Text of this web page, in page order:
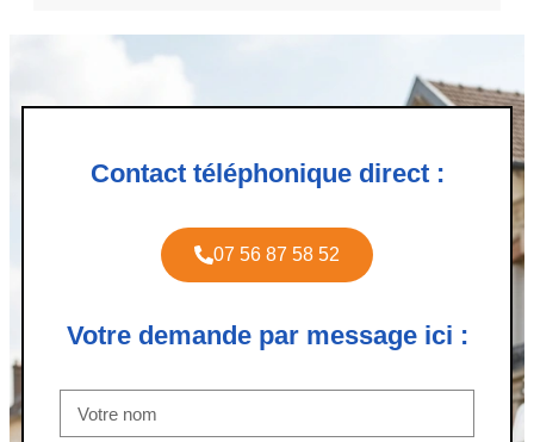
Contact téléphonique direct :
07 56 87 58 52
Votre demande par message ici :